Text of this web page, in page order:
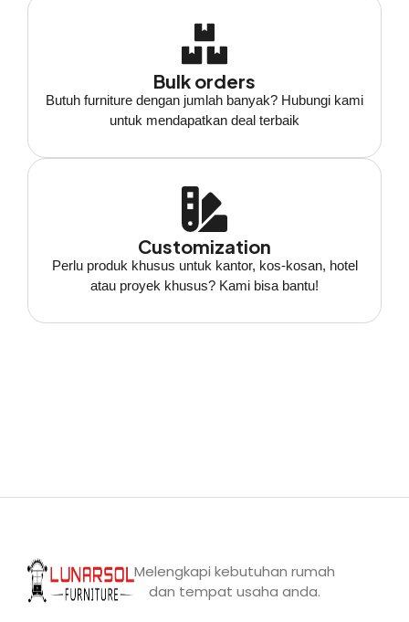
Bulk orders
Butuh furniture dengan jumlah banyak? Hubungi kami
untuk mendapatkan deal terbaik
Customization
Perlu produk khusus untuk kantor, kos-kosan, hotel
atau proyek khusus? Kami bisa bantu!
Melengkapi kebutuhan rumah
dan tempat usaha anda.